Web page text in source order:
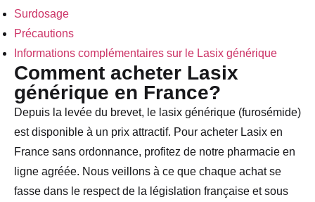
Surdosage
Précautions
Informations complémentaires sur le Lasix générique
Comment acheter Lasix
générique en France?
Depuis la levée du brevet, le lasix générique (furosémide)
est disponible à un prix attractif. Pour acheter Lasix en
France sans ordonnance, profitez de notre pharmacie en
ligne agréée. Nous veillons à ce que chaque achat se
fasse dans le respect de la législation française et sous